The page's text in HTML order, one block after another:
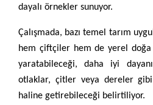
dayalı örnekler sunuyor.
Çalışmada, bazı temel tarım
hem çiftçiler hem de yerel doğa
yaratabileceği, daha iyi
otlaklar, çitler veya dereler
haline getirebileceği belirtiliyor.